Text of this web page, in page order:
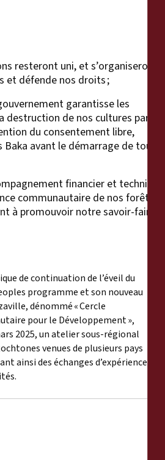
resteront uni, et s’organiseront
et défende nos droits ;
garantisse les
de nos cultures par les
du consentement libre,
avant le démarrage de tout
financier et technique
communautaire de nos forêts et
à promouvoir notre savoir-faire
de continuation de l’éveil du
programme et son nouveau
dénommé « Cercle
pour le Développement »,
2025, un atelier sous-régional
venues de plusieurs pays
ainsi des échanges d’expérience et